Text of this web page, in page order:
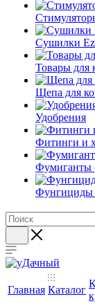
Сушилки
Товары для
Щепа для
Удобрения
Фитинги и
Фумиганты
Фунгициды
Главная Каталог